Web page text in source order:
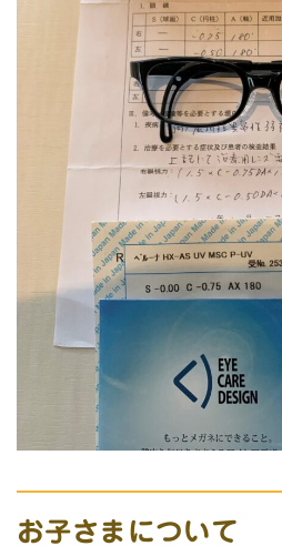
お子さまについて